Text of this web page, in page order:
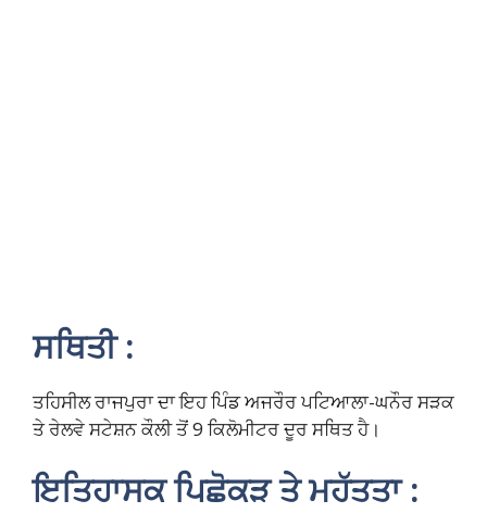
ਸਥਿਤੀ :
ਤਹਿਸੀਲ ਰਾਜਪੁਰਾ ਦਾ ਇਹ ਪਿੰਡ ਅਜਰੌਰ ਪਟਿਆਲਾ-ਘਨੌਰ ਸੜਕ
ਤੇ ਰੇਲਵੇ ਸਟੇਸ਼ਨ ਕੌਲੀ ਤੋਂ 9 ਕਿਲੋਮੀਟਰ ਦੂਰ ਸਥਿਤ ਹੈ।
ਇਤਿਹਾਸਕ ਪਿਛੋਕੜ ਤੇ ਮਹੱਤਤਾ :